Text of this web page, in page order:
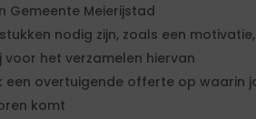
Gemeente Meierijstad
nodig zijn, zoals een
voor het verzamelen hiervan
een overtuigende offerte op waarin
komt